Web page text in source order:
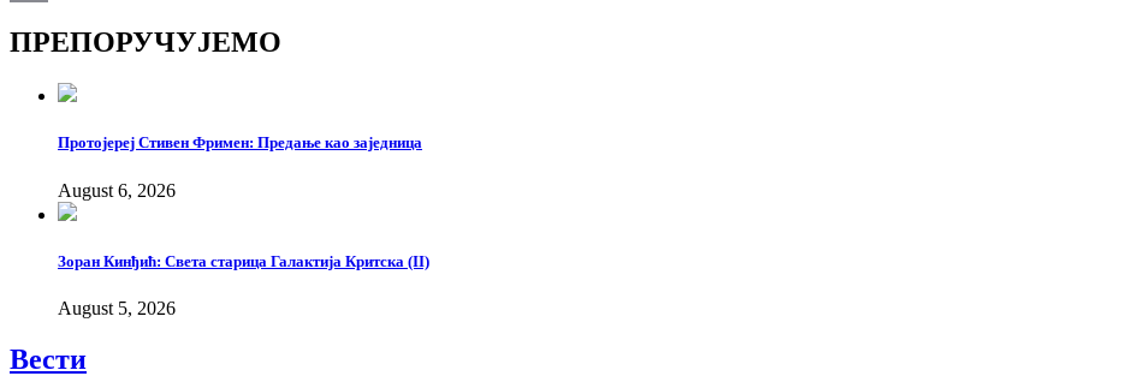
ПРЕПОРУЧУЈЕМО
Протојереј Стивен Фримен: Предање као заједница
August 6, 2026
Зоран Кинђић: Света старица Галактија Критска (II)
August 5, 2026
Вести